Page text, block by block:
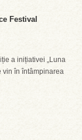
Festival
a inițiativei „Luna
vin în întâmpinarea